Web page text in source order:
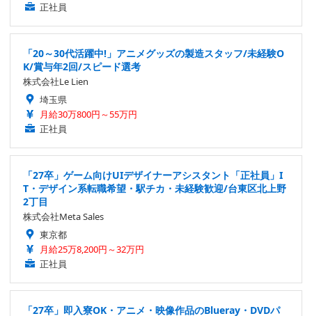
正社員
「20～30代活躍中!」アニメグッズの製造スタッフ/未経験O
K/賞与年2回/スピード選考
株式会社Le Lien
埼玉県
月給30万800円～55万円
正社員
「27卒」ゲーム向けUIデザイナーアシスタント「正社員」I
T・デザイン系転職希望・駅チカ・未経験歓迎/台東区北上野
2丁目
株式会社Meta Sales
東京都
月給25万8,200円～32万円
正社員
「27卒」即入寮OK・アニメ・映像作品のBlueray・DVDパ